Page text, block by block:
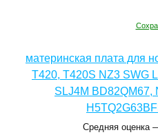
материнская плата для
T420, T420S NZ3 SWG
SLJ4M BD82QM67,
Средняя оценка